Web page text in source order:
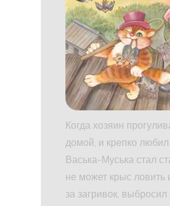
Когда хозяин
домой, и крепко
Васька-Муська стал
не может крыс
за загривок,